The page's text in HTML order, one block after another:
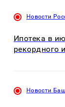
Новости
Ипотека в
рекордного
Новости